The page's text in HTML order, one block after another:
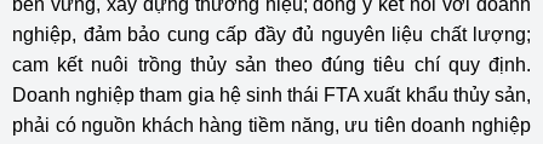
bền vững, xây dựng thương hiệu; đồng ý kết nối với doanh
nghiệp, đảm bảo cung cấp đầy đủ nguyên liệu chất lượng;
cam kết nuôi trồng thủy sản theo đúng tiêu chí quy định.
Doanh nghiệp tham gia hệ sinh thái FTA xuất khẩu thủy sản,
phải có nguồn khách hàng tiềm năng, ưu tiên doanh nghiệp